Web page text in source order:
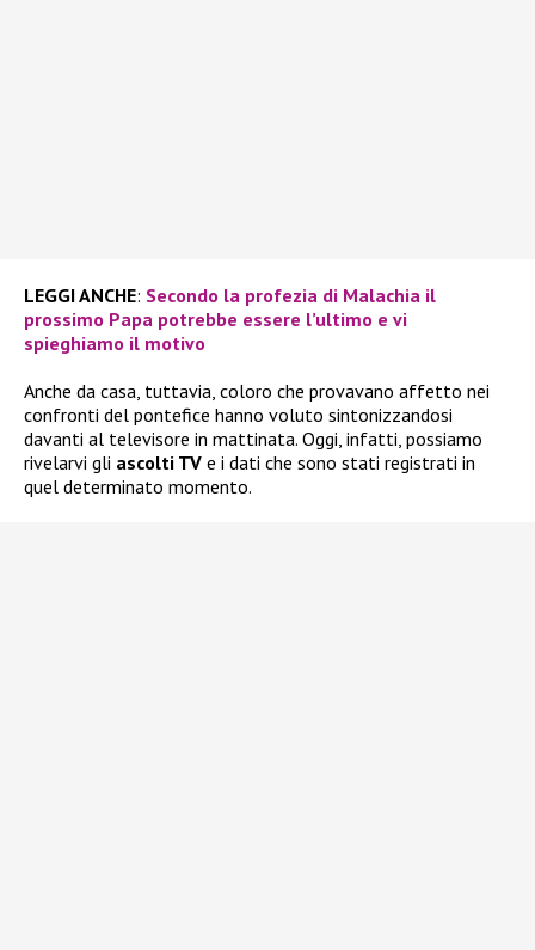
LEGGI ANCHE: Secondo la profezia di Malachia il
prossimo Papa potrebbe essere l’ultimo e vi
spieghiamo il motivo
Anche da casa, tuttavia, coloro che provavano affetto nei
confronti del pontefice hanno voluto sintonizzandosi
davanti al televisore in mattinata. Oggi, infatti, possiamo
rivelarvi gli ascolti TV e i dati che sono stati registrati in
quel determinato momento.